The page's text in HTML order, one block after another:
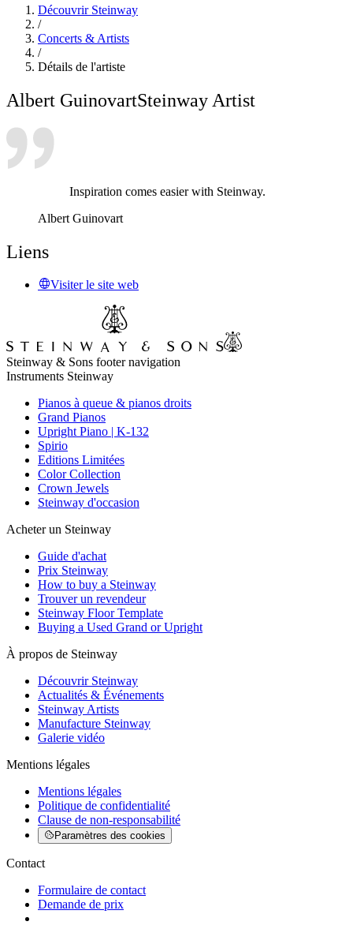
Découvrir Steinway
/
Concerts & Artists
/
Détails de l'artiste
Albert GuinovartSteinway Artist
Inspiration comes easier with Steinway.
Albert Guinovart
Liens
Visiter le site web
Steinway & Sons footer navigation
Instruments Steinway
Pianos à queue & pianos droits
Grand Pianos
Upright Piano | K-132
Spirio
Editions Limitées
Color Collection
Crown Jewels
Steinway d'occasion
Acheter un Steinway
Guide d'achat
Prix Steinway
How to buy a Steinway
Trouver un revendeur
Steinway Floor Template
Buying a Used Grand or Upright
À propos de Steinway
Découvrir Steinway
Actualités & Événements
Steinway Artists
Manufacture Steinway
Galerie vidéo
Mentions légales
Mentions légales
Politique de confidentialité
Clause de non-responsabilité
Paramètres des cookies
Contact
Formulaire de contact
Demande de prix